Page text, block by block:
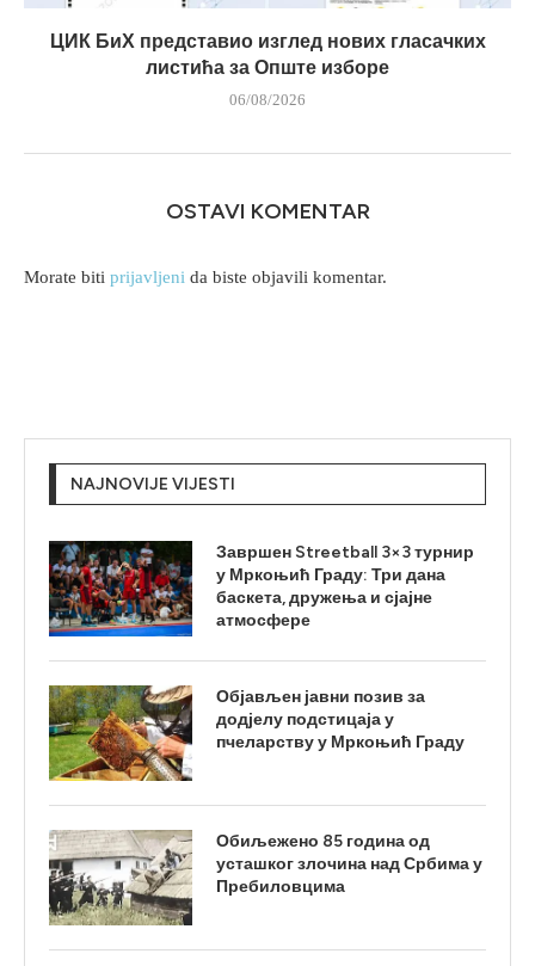
ЦИК БиХ представио изглед нових гласачких
листића за Опште изборе
06/08/2026
OSTAVI KOMENTAR
Morate biti prijavljeni da biste objavili komentar.
NAJNOVIJE VIJESTI
Завршен Streetball 3×3 турнир
у Мркоњић Граду: Три дана
баскета, дружења и сјајне
атмосфере
Објављен јавни позив за
додјелу подстицаја у
пчеларству у Мркоњић Граду
Обиљежено 85 година од
усташког злочина над Србима у
Пребиловцима